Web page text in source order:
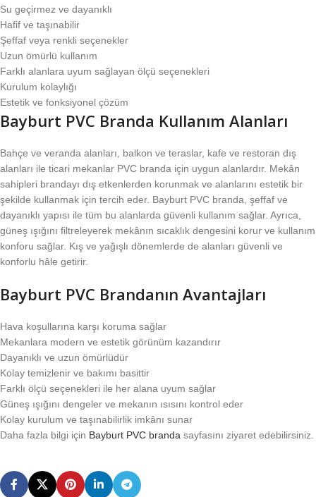
Su geçirmez ve dayanıklı
Hafif ve taşınabilir
Şeffaf veya renkli seçenekler
Uzun ömürlü kullanım
Farklı alanlara uyum sağlayan ölçü seçenekleri
Kurulum kolaylığı
Estetik ve fonksiyonel çözüm
Bayburt PVC Branda Kullanım Alanları
Bahçe ve veranda alanları, balkon ve teraslar, kafe ve restoran dış
alanları ile ticari mekanlar PVC branda için uygun alanlardır. Mekân
sahipleri brandayı dış etkenlerden korunmak ve alanlarını estetik bir
şekilde kullanmak için tercih eder. Bayburt PVC branda, şeffaf ve
dayanıklı yapısı ile tüm bu alanlarda güvenli kullanım sağlar. Ayrıca,
güneş ışığını filtreleyerek mekânın sıcaklık dengesini korur ve kullanım
konforu sağlar. Kış ve yağışlı dönemlerde de alanları güvenli ve
konforlu hâle getirir.
Bayburt PVC Brandanın Avantajları
Hava koşullarına karşı koruma sağlar
Mekanlara modern ve estetik görünüm kazandırır
Dayanıklı ve uzun ömürlüdür
Kolay temizlenir ve bakımı basittir
Farklı ölçü seçenekleri ile her alana uyum sağlar
Güneş ışığını dengeler ve mekanın ısısını kontrol eder
Kolay kurulum ve taşınabilirlik imkânı sunar
Daha fazla bilgi için Bayburt PVC branda sayfasını ziyaret edebilirsiniz.